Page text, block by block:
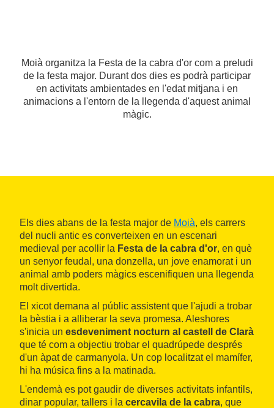
Moià organitza la Festa de la cabra d'or com a preludi
de la festa major. Durant dos dies es podrà participar
en activitats ambientades en l'edat mitjana i en
animacions a l'entorn de la llegenda d'aquest animal
màgic.
Els dies abans de la festa major de Moià, els carrers
del nucli antic es converteixen en un escenari
medieval per acollir la Festa de la cabra d'or, en què
un senyor feudal, una donzella, un jove enamorat i un
animal amb poders màgics escenifiquen una llegenda
molt divertida.
El xicot demana al públic assistent que l'ajudi a trobar
la bèstia i a alliberar la seva promesa. Aleshores
s'inicia un esdeveniment nocturn al castell de Clarà
que té com a objectiu trobar el quadrúpede després
d'un àpat de carmanyola. Un cop localitzat el mamífer,
hi ha música fins a la matinada.
L'endemà es pot gaudir de diverses activitats infantils,
dinar popular, tallers i la cercavila de la cabra, que